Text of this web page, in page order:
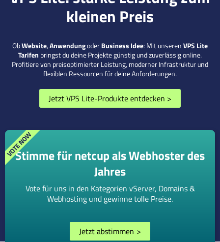
kleinen Preis
ObWebsite,AnwendungoderBusiness Idee: Mit unserenVPS Lite
Tarifen bringst du deine Projekte günstig und zuverlässig online.
Profitiere von preisoptimierter Leistung, moderner Infrastruktur und
flexiblen Ressourcen für deine Anforderungen.
Jetzt VPS Lite-Produkte entdecken >
Stimme für netcup als Webhoster des
Jahres
Vote für uns in den Kategorien vServer, Domains &
Webhosting und gewinne tolle Preise.
Jetzt abstimmen >